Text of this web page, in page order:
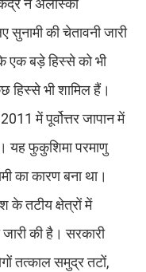
केंद्र ने अलास्का
की चेतावनी जारी
एक बड़े हिस्से को भी
हिस्से भी शामिल हैं।
में पूर्वोत्तर जापान में
यह फुकुशिमा परमाणु
का कारण बना था।
के तटीय क्षेत्रों में
की है। सरकारी
तत्काल समुद्र तटों,